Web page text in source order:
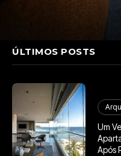
ÚLTIMOS POSTS
Um
Após